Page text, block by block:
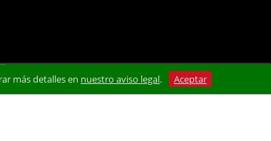
más detalles en nuestro aviso legal. Aceptar